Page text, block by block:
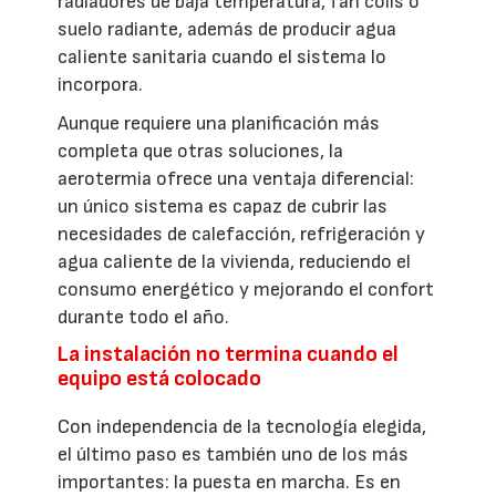
suelo radiante, además de producir agua
caliente sanitaria cuando el sistema lo
incorpora.
Aunque requiere una planificación más
completa que otras soluciones, la
aerotermia ofrece una ventaja diferencial:
un único sistema es capaz de cubrir las
necesidades de calefacción, refrigeración y
agua caliente de la vivienda, reduciendo el
consumo energético y mejorando el confort
durante todo el año.
La instalación no termina cuando el
equipo está colocado
Con independencia de la tecnología elegida,
el último paso es también uno de los más
importantes: la puesta en marcha. Es en